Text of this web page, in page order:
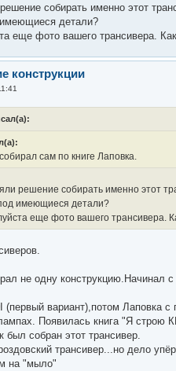
собирать именно этот
детали?
еще фото вашего трансивера.
конструкции
сам по книге Лаповка.
решение собирать именно этот
имеющиеся детали?
еще фото вашего трансивера.
не одну конструкцию.Начинал
вариант),потом Лаповка с
Появилась книга "Я строю
был собран этот трансивер.
трансивер...но дело
на "мыло"